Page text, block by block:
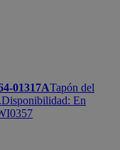
01317ATapón del
Disponibilidad: En